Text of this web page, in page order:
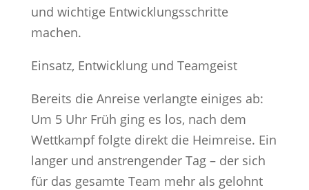
und wichtige Entwicklungsschritte
machen.
Einsatz, Entwicklung und Teamgeist
Bereits die Anreise verlangte einiges ab:
Um 5 Uhr Früh ging es los, nach dem
Wettkampf folgte direkt die Heimreise. Ein
langer und anstrengender Tag – der sich
für das gesamte Team mehr als gelohnt